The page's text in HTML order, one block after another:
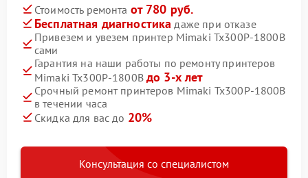
Стоимость ремонта от 780 руб.
Бесплатная диагностика даже при отказе
Привезем и увезем принтер Mimaki Tx300P-1800B
сами
Гарантия на наши работы по ремонту принтеров
Mimaki Tx300P-1800B до 3-х лет
Срочный ремонт принтеров Mimaki Tx300P-1800B
в течении часа
Скидка для вас до 20%
Консультация со специалистом